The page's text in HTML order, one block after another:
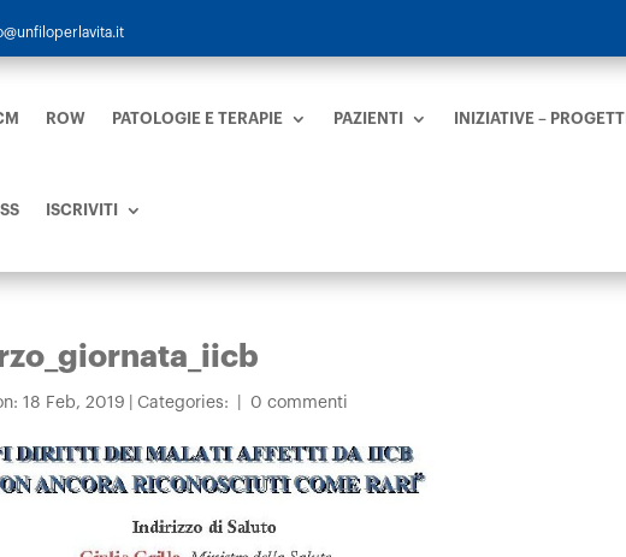
ROW PATOLOGIE E TERAPIE PAZIENTI INIZIATIVE – PROGETTI
ISCRIVITI
18 Feb, 2019 Categories: 0 commenti